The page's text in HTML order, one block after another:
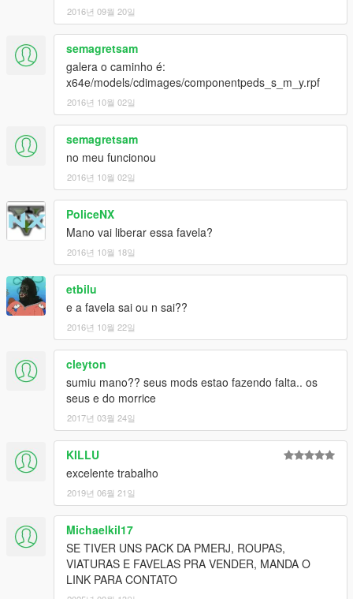
2016년 09월 20일
semagretsam
galera o caminho é:
x64e/models/cdimages/componentpeds_s_m_y.rpf
2016년 10월 02일
semagretsam
no meu funcionou
2016년 10월 02일
PoliceNX
Mano vai liberar essa favela?
2016년 10월 18일
etbilu
e a favela sai ou n sai??
2016년 10월 22일
cleyton
sumiu mano?? seus mods estao fazendo falta.. os
seus e do morrice
2017년 03월 24일
KILLU
excelente trabalho
2019년 06월 21일
Michaelkil17
SE TIVER UNS PACK DA PMERJ, ROUPAS,
VIATURAS E FAVELAS PRA VENDER, MANDA O
LINK PARA CONTATO